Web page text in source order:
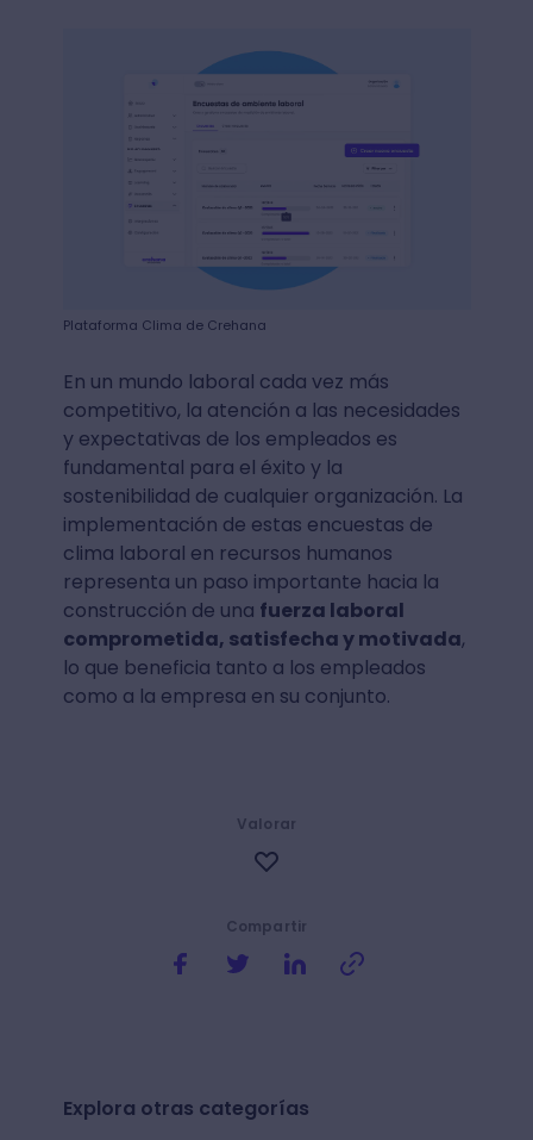
Plataforma Clima de Crehana
En un mundo laboral cada vez más
competitivo, la atención a las necesidades
y expectativas de los empleados es
fundamental para el éxito y la
sostenibilidad de cualquier organización. La
implementación de estas encuestas de
clima laboral en recursos humanos
representa un paso importante hacia la
construcción de una fuerza laboral
comprometida, satisfecha y motivada,
lo que beneficia tanto a los empleados
como a la empresa en su conjunto.
Compartir
Valorar
Explora otras categorías